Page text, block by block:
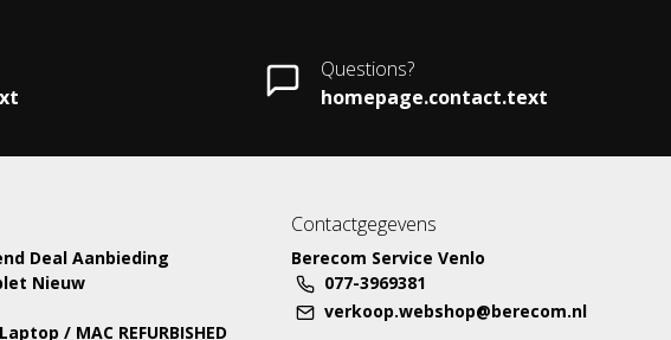
Questions?
homepage.contact.text
Deal Aanbieding
Nieuw
/ MAC REFURBISHED
Contactgegevens
Berecom Service Venlo
077-3969381
verkoop.webshop@berecom.nl